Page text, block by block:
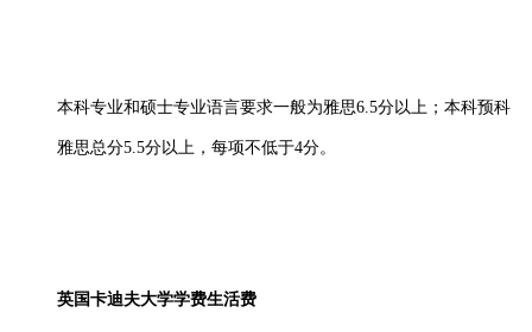
本科专业和硕士专业语言要求一般为雅思6.5分以上；本科预科
雅思总分5.5分以上，每项不低于4分。
英国卡迪夫大学学费生活费